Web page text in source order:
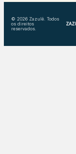
© 2026 Zazulê. Todos
os direitos
reservados.